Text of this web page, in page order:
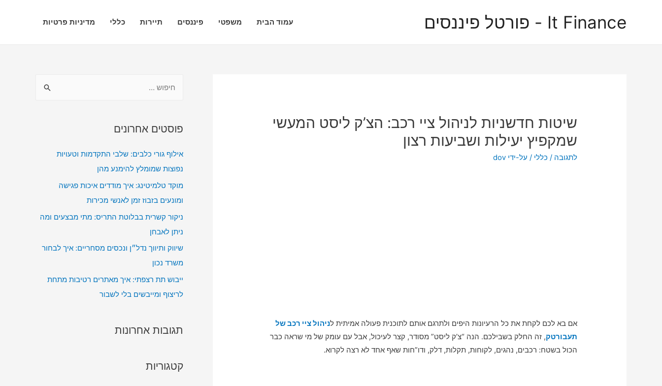
It Finance - פורטל פיננסים עמוד הבית משפטי פיננסים תיירות כללי מדיניות פרטיות
שיטות חדשניות לניהול ציי רכב: הצ’ק ליסט המעשי
שמקפיץ יעילות ושביעות רצון
לתגובה / כללי / על-ידי dov
אם בא לכם לקחת את כל הרעיונות היפים ולתרגם אותם לתוכנית פעולה אמיתית לניהול ציי רכב של
תעבורטק, זה החלק בשבילכם. הנה “צ’ק ליסט” מסודר, קצר לעיכול, אבל עם עומק של מי שראה כבר
הכול בשטח: רכבים, נהגים, לקוחות, תקלות, דלק, ודו”חות שאף אחד לא רצה לקרוא.
ו
:
פוסטים אחרונים
אילוף גורי כלבים: שלבי התקדמות וטעויות
נפוצות שמומלץ להימנע מהן
מוקד טלמיטינג: איך מודדים איכות פגישה
ומונעים בזבוז זמן לאנשי מכירות
ניקור קשרית בבלוטת התריס: מתי מבצעים ומה
ניתן לאבחן
שיווק ותיווך נדל״ן ונכסים מסחריים: איך לבחור
משרד נכון
ייבוש תת רצפתי: איך מאתרים רטיבות מתחת
לריצוף ומייבשים בלי לשבור
תגובות אחרונות
קטגוריות